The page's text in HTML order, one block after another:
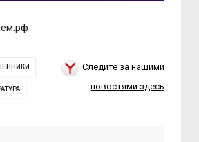
Следите за нашими
новостями здесь